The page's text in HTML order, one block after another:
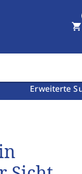
Erweiterte
shopping_cart